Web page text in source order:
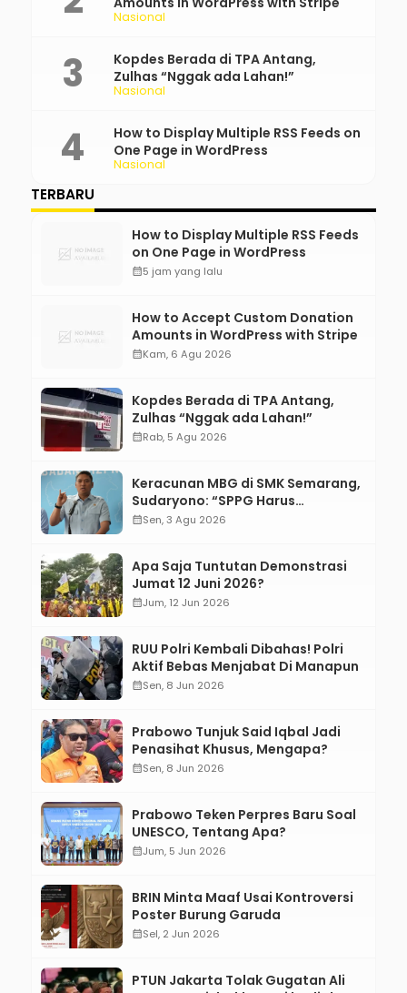
Nasional
Nasional
Kopdes Berada di TPA Antang,
Zulhas “Nggak ada Lahan!”
Nasional
How to Display Multiple RSS Feeds on
One Page in WordPress
TERBARU
How to Display Multiple RSS Feeds
on One Page in WordPress
calendar_month5 jam yang lalu
How to Accept Custom Donation
Amounts in WordPress with Stripe
calendar_monthKam, 6 Agu 2026
Kopdes Berada di TPA Antang,
Zulhas “Nggak ada Lahan!”
calendar_monthRab, 5 Agu 2026
Keracunan MBG di SMK Semarang,
Sudaryono: “SPPG Harus
Bertanggung Jawab!”
calendar_monthSen, 3 Agu 2026
Apa Saja Tuntutan Demonstrasi
Jumat 12 Juni 2026?
calendar_monthJum, 12 Jun 2026
RUU Polri Kembali Dibahas! Polri
Aktif Bebas Menjabat Di Manapun
calendar_monthSen, 8 Jun 2026
Prabowo Tunjuk Said Iqbal Jadi
Penasihat Khusus, Mengapa?
calendar_monthSen, 8 Jun 2026
Prabowo Teken Perpres Baru Soal
UNESCO, Tentang Apa?
calendar_monthJum, 5 Jun 2026
BRIN Minta Maaf Usai Kontroversi
Poster Burung Garuda
calendar_monthSel, 2 Jun 2026
PTUN Jakarta Tolak Gugatan Ali